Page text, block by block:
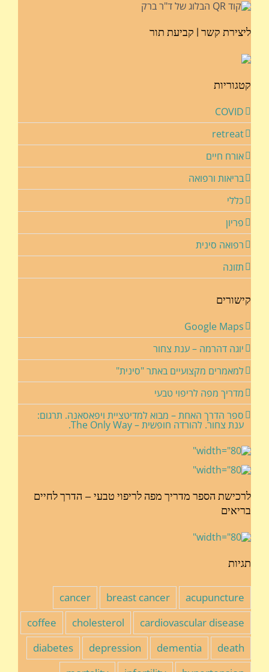
ליצירת קשר | קביעת תור
קטגוריות
COVID
retreat
אורח חיים
בריאות ורפואה
כללי
פריון
רפואה סינית
תזונה
קישורים
Google Maps
יוגה דהרמה – ענת צחור
למאמרים מקצועיים באתר "סינית"
מדריך מפה לריפוי טבעי
ספר הדרך האחת – מבוא למדיטציית ויפאסאנה. תרגום:
ענת צחור. להורדה חופשית – The Only Way.
לרכישת הספר מדריך מפה לריפוי טבעי – הדרך לחיים
בריאים
תגיות
acupuncture
breast cancer
cancer
cardiovascular disease
cholesterol
coffee
death
dementia
depression
diabetes